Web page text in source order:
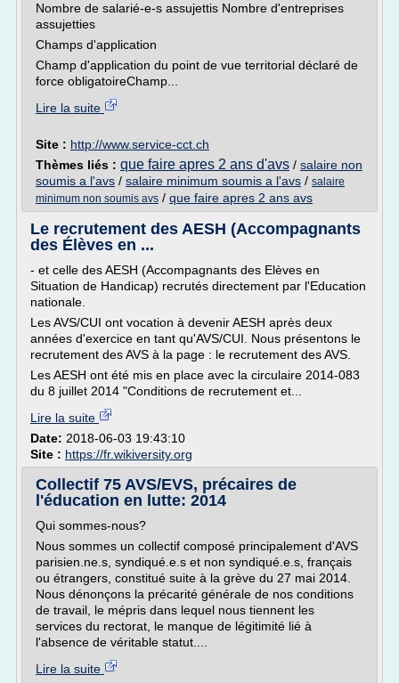
Nombre de salarié-e-s assujettis Nombre d'entreprises
assujetties
Champs d'application
Champ d'application du point de vue territorial déclaré de
force obligatoireChamp...
Lire la suite
Site : http://www.service-cct.ch
Thèmes liés : que faire apres 2 ans d'avs / salaire non
soumis a l'avs / salaire minimum soumis a l'avs / salaire
minimum non soumis avs / que faire apres 2 ans avs
Le recrutement des AESH (Accompagnants
des Élèves en ...
- et celle des AESH (Accompagnants des Elèves en
Situation de Handicap) recrutés directement par l'Education
nationale.
Les AVS/CUI ont vocation à devenir AESH après deux
années d'exercice en tant qu'AVS/CUI. Nous présentons le
recrutement des AVS à la page : le recrutement des AVS.
Les AESH ont été mis en place avec la circulaire 2014-083
du 8 juillet 2014 "Conditions de recrutement et...
Lire la suite
Date: 2018-06-03 19:43:10
Site : https://fr.wikiversity.org
Collectif 75 AVS/EVS, précaires de
l'éducation en lutte: 2014
Qui sommes-nous?
Nous sommes un collectif composé principalement d'AVS
parisien.ne.s, syndiqué.e.s et non syndiqué.e.s, français
ou étrangers, constitué suite à la grève du 27 mai 2014.
Nous dénonçons la précarité générale de nos conditions
de travail, le mépris dans lequel nous tiennent les
services du rectorat, le manque de légitimité lié à
l'absence de véritable statut....
Lire la suite